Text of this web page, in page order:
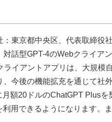
東京都中央区、代表取締役
話型GPT-4のWebクライア
イアントアプリは、大規模
今後の機能拡充を通じて社
額20ドルのChatGPT Plus
用できるようになります。